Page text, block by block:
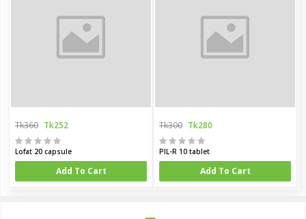
Tk360 Tk252
Lofat 20 capsule
Add To Cart
Tk300 Tk280
PIL-R 10 tablet
Add To Cart